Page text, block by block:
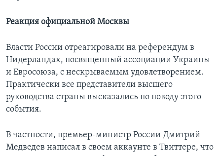
Реакция официальной Москвы
Власти России отреагировали на референдум в
Нидерландах, посвященный ассоциации Украины
и Евросоюза, с нескрываемым удовлетворением.
Практически все представители высшего
руководства страны высказались по поводу этого
события.
В частности, премьер-министр России Дмитрий
Медведев написал в своем аккаунте в Твиттере, что